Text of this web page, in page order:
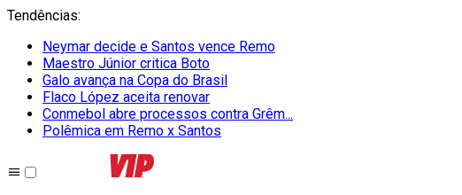
Tendências:
Neymar decide e Santos vence Remo
Maestro Júnior critica Boto
Galo avança na Copa do Brasil
Flaco López aceita renovar
Conmebol abre processos contra Grêm...
Polêmica em Remo x Santos